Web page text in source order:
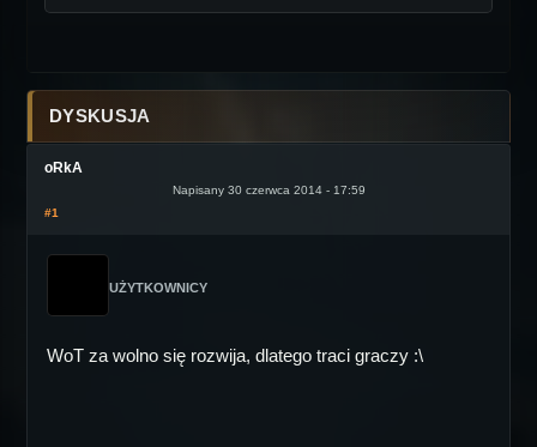
DYSKUSJA
oRkA
Napisany 30 czerwca 2014 - 17:59
#1
UŻYTKOWNICY
WoT za wolno się rozwija, dlatego traci graczy :\